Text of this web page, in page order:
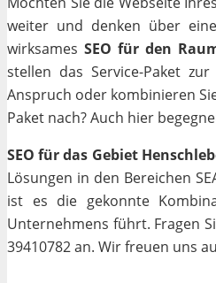
weiter und denken über
wirksames SEO für den
stellen das Service-Paket
Anspruch oder kombinieren
Paket nach? Auch hier
SEO für das Gebiet
Lösungen in den Bereichen
ist es die gekonnte
Unternehmens führt. Fragen
39410782 an. Wir freuen uns